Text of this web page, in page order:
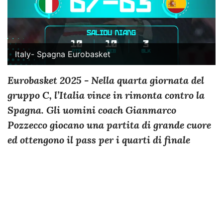
Italy- Spagna Eurobasket
Eurobasket 2025 - Nella quarta giornata del
gruppo C, l’Italia vince in rimonta contro la
Spagna. Gli uomini coach Gianmarco
Pozzecco giocano una partita di grande cuore
ed ottengono il pass per i quarti di finale